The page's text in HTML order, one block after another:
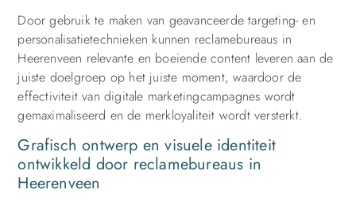
Door gebruik te maken van geavanceerde targeting- en
personalisatietechnieken kunnen reclamebureaus in
Heerenveen relevante en boeiende content leveren aan de
juiste doelgroep op het juiste moment, waardoor de
effectiviteit van digitale marketingcampagnes wordt
gemaximaliseerd en de merkloyaliteit wordt versterkt.
Grafisch ontwerp en visuele identiteit
ontwikkeld door reclamebureaus in
Heerenveen